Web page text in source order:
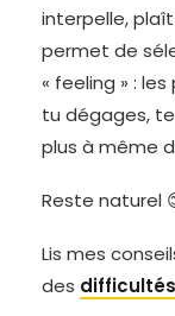
interpelle,
permet de
« feeling » :
tu dégages,
plus à même
Reste naturel
Lis mes
des